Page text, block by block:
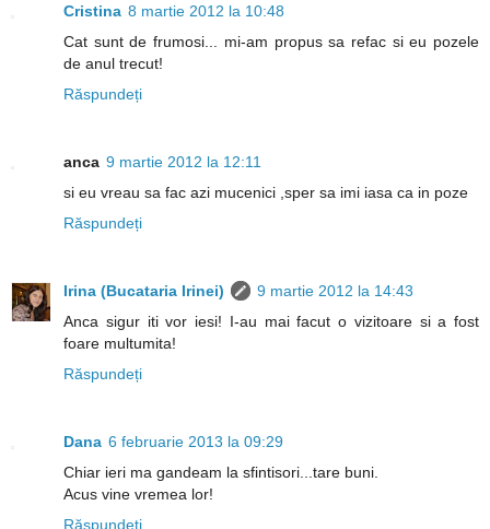
Cristina 8 martie 2012 la 10:48
Cat sunt de frumosi... mi-am propus sa refac si eu pozele
de anul trecut!
Răspundeți
anca 9 martie 2012 la 12:11
si eu vreau sa fac azi mucenici ,sper sa imi iasa ca in poze
Răspundeți
Irina (Bucataria Irinei)
9 martie 2012 la 14:43
Anca sigur iti vor iesi! I-au mai facut o vizitoare si a fost
foare multumita!
Răspundeți
Dana 6 februarie 2013 la 09:29
Chiar ieri ma gandeam la sfintisori...tare buni.
Acus vine vremea lor!
Răspundeți